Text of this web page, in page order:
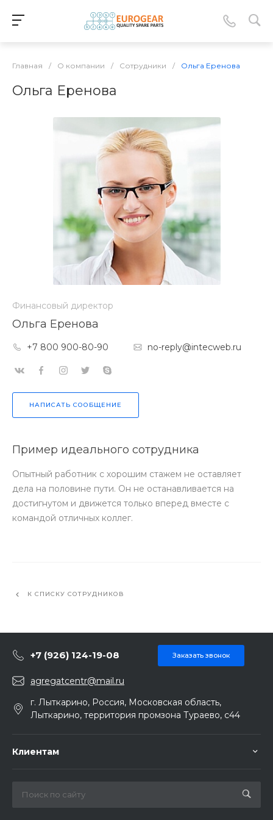
Главная / О компании / Сотрудники / Ольга Еренова
Ольга Еренова
Финансовый директор
Ольга Еренова
+7 800 900-80-90 no-reply@intecweb.ru
НАПИСАТЬ СООБЩЕНИЕ
Пример идеального сотрудника
Опытный работник с хорошим стажем не оставляет
дела на половине пути. Он не останавливается на
достигнутом и движется только вперед вместе с
командой отличных коллег.
К СПИСКУ СОТРУДНИКОВ
+7 (926) 124-19-08 Заказать звонок
agregatcentr@mail.ru
г. Лыткарино, Россия, Московская область,
Лыткарино, территория промзона Тураево, с44
Клиентам